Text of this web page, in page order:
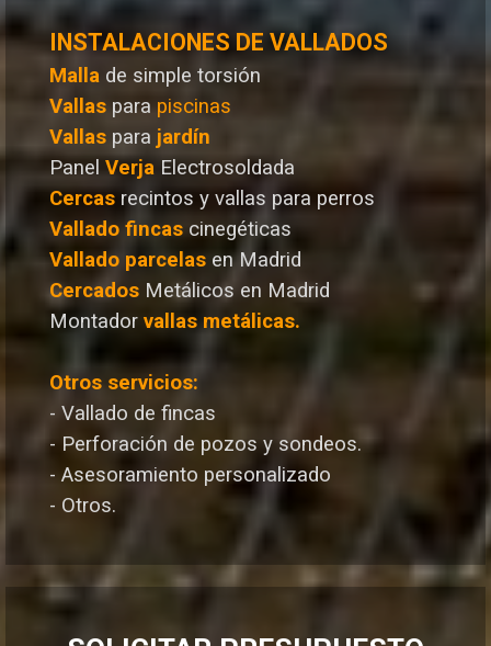
INSTALACIONES DE VALLADOS
Malla de simple torsión
Vallas para piscinas
Vallas para jardín
Panel Verja Electrosoldada
Cercas recintos y vallas para perros
Vallado fincas cinegéticas
Vallado parcelas en Madrid
Cercados Metálicos en Madrid
Montador vallas metálicas.
Otros servicios:
- Vallado de fincas
- Perforación de pozos y sondeos.
- Asesoramiento personalizado
- Otros.